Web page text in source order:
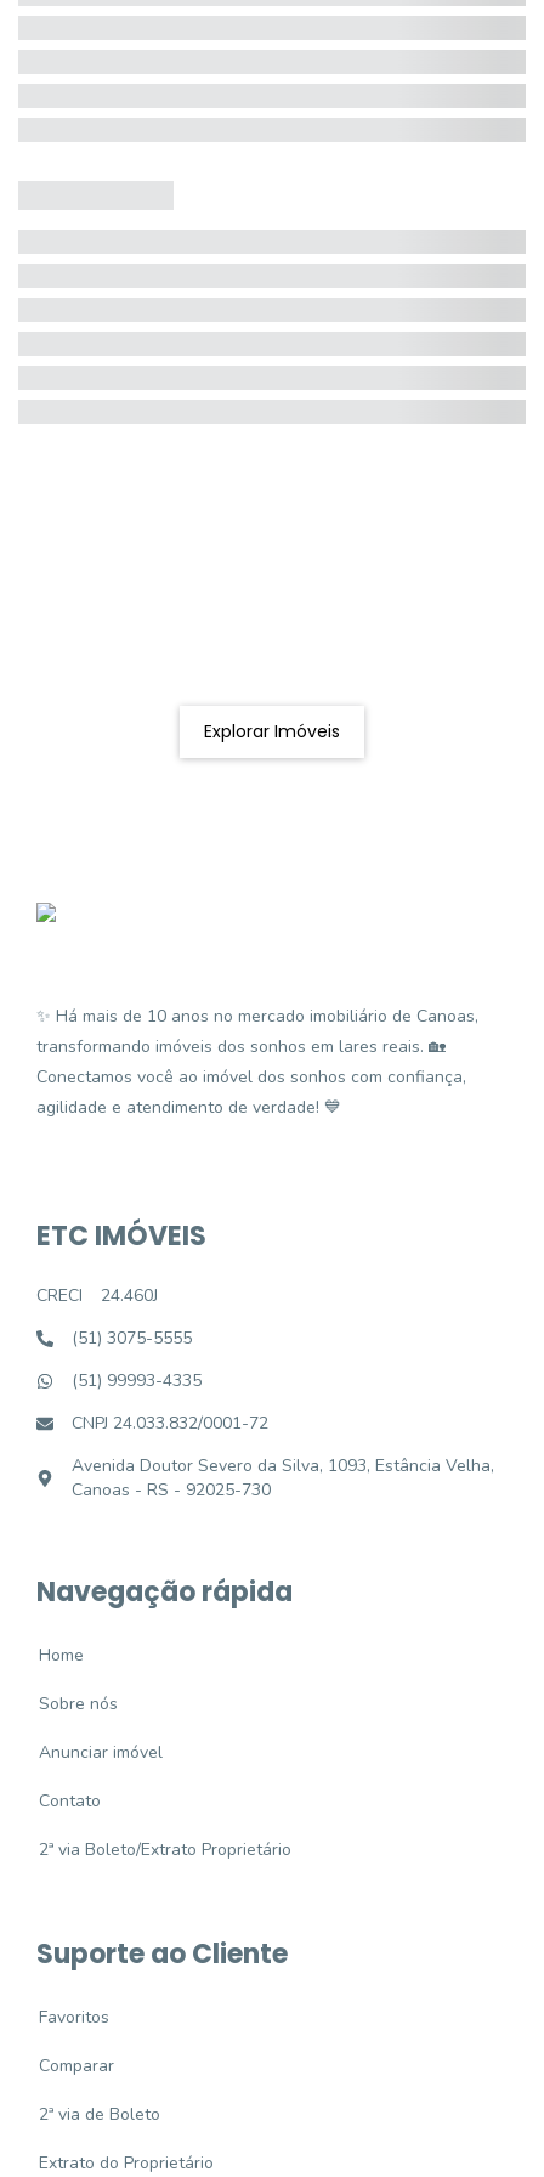
Explorar Imóveis
✨ Há mais de 10 anos no mercado imobiliário de Canoas,
transformando imóveis dos sonhos em lares reais. 🏡
Conectamos você ao imóvel dos sonhos com confiança,
agilidade e atendimento de verdade! 💙
ETC IMÓVEIS
CRECI
24.460J
(51) 3075-5555
(51) 99993-4335
CNPJ 24.033.832/0001-72
Avenida Doutor Severo da Silva, 1093, Estância Velha,
Canoas - RS - 92025-730
Navegação rápida
Home
Sobre nós
Anunciar imóvel
Contato
2ª via Boleto/Extrato Proprietário
Suporte ao Cliente
Favoritos
Comparar
2ª via de Boleto
Extrato do Proprietário